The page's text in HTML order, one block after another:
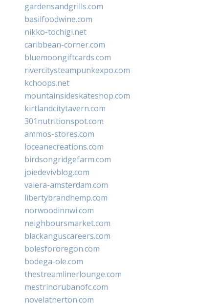
gardensandgrills.com
basilfoodwine.com
nikko-tochigi.net
caribbean-corner.com
bluemoongiftcards.com
rivercitysteampunkexpo.com
kchoops.net
mountainsideskateshop.com
kirtlandcitytavern.com
301nutritionspot.com
ammos-stores.com
loceanecreations.com
birdsongridgefarm.com
joiedevivblog.com
valera-amsterdam.com
libertybrandhemp.com
norwoodinnwi.com
neighboursmarket.com
blackanguscareers.com
bolesfororegon.com
bodega-ole.com
thestreamlinerlounge.com
mestrinorubanofc.com
novelatherton.com